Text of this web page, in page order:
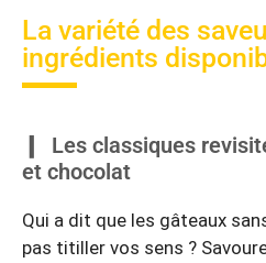
La variété des
ingrédients
Les classiques
et chocolat
Qui a dit que les gâteaux
pas titiller vos sens ?